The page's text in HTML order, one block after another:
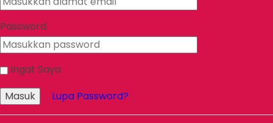
Password
Ingat Saya
Masuk
Lupa Password?